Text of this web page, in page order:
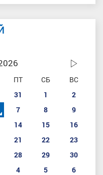
ПТ СБ
ВС
31 1
2
7 8
9
14 15
16
21 22
23
28 29
30
4 5 6